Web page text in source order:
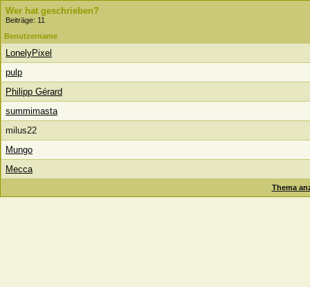
Wer hat geschrieben?
Beiträge: 11
Benutzername
LonelyPixel
pulp
Philipp Gérard
summimasta
milus22
Mungo
Mecca
Thema